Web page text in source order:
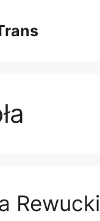
Rewucki